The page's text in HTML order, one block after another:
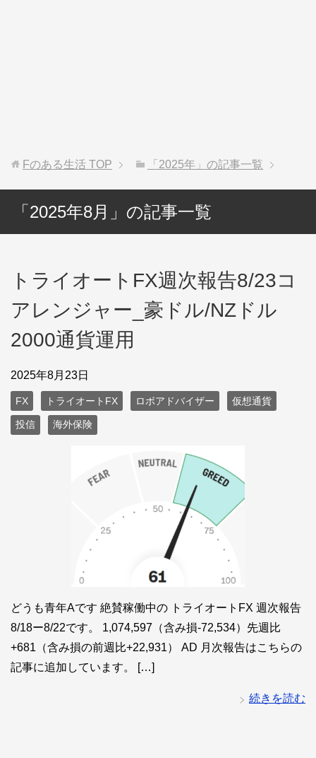
Fのある生活 TOP 「2025年」の記事一覧
「2025年8月」の記事一覧
トライオートFX週次報告8/23コ
アレンジャー_豪ドル/NZドル
2000通貨運用
2025年8月23日
FX トライオートFX ロボアドバイザー 仮想通貨
投信 海外保険
どうも青年Aです 絶賛稼働中の トライオートFX 週次報告
8/18ー8/22です。 1,074,597（含み損-72,534）先週比
+681（含み損の前週比+22,931） AD 月次報告はこちらの
記事に追加しています。 […]
続きを読む